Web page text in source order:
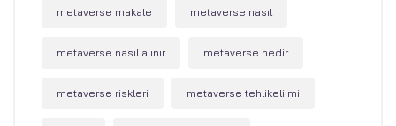
metaverse makale metaverse nasıl
metaverse nasıl alınır metaverse nedir
metaverse riskleri metaverse tehlikeli mi